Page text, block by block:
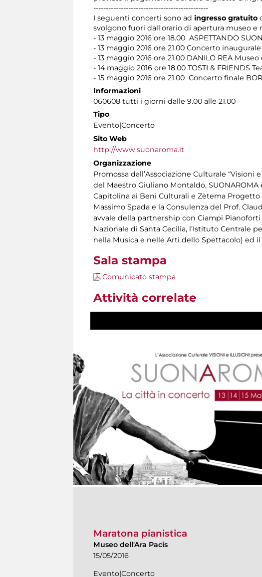
----------------------------------------------
I seguenti concerti sono ad ingresso gratuito
svolgono fuori dall'orario di apertura museo e
- 13 maggio 2016 ore 18.00 ASPETTANDO
- 13 maggio 2016 ore 21.00 Concerto
- 13 maggio 2016 ore 21.00 DANILO REA
- 14 maggio 2016 ore 18.00 TOSTI & FRIENDS
- 15 maggio 2016 ore 21.00 Concerto finale
Informazioni
060608 tutti i giorni dalle 9.00 alle 21.00
Tipo
Evento|Concerto
Sito Web
http://www.suonaroma.it
Organizzazione
Promossa dall’Associazione Culturale
del Maestro Giuliano Montaldo,
Capitolina ai Beni Culturali e Zètema
Massimo Spada e la Consulenza del Prof.
avvale della partnership con Ciampi
Nazionale di Santa Cecilia, l’Istituto Centrale
nella Musica e nelle Arti dello Spettacolo) ed
Sala stampa
Comunicato stampa
Attività correlate
Maratona pianistica
Museo dell'Ara Pacis
15/05/2016
Evento|Concerto